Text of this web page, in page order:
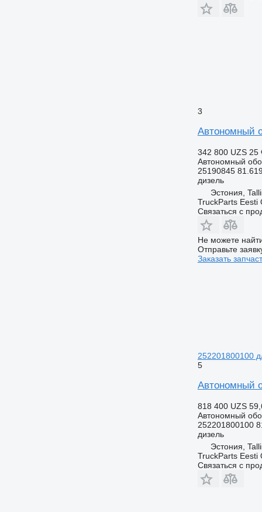
3
Автономный
342 800 UZS 25
Автономный
25190845
дизель
Эстония,
TruckParts Eesti
Связаться с
Не можете
Отправьте
Заказать
252201800100
5
Автономный
818 400 UZS
Автономный
252201800100
дизель
Эстония,
TruckParts Eesti
Связаться с